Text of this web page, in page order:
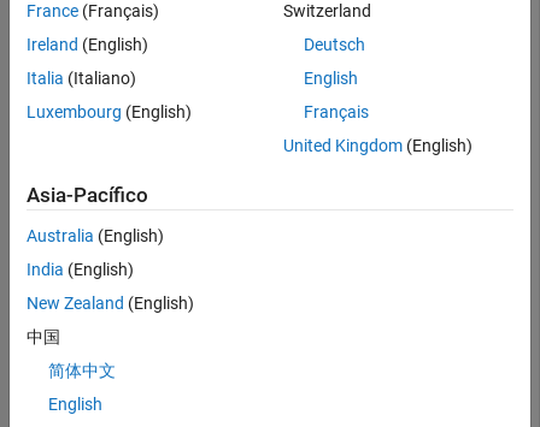
I = imread(
imshow(I)
Cree un objeto
France (Français)
Ireland (English)
Italia (Italiano)
Luxembourg (English)
Switzerland
Deutsch
English
Français
United Kingdom(English)
Asia-Pacífico
Australia (English)
India (English)
New Zealand (English)
中国
简体中文
English